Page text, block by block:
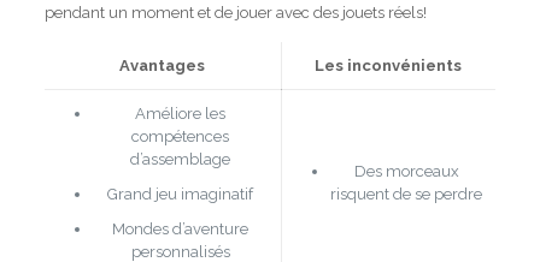
pendant un moment et de jouer avec des jouets réels!
Avantages Les inconvénients
Améliore les
compétences
d’assemblage
Grand jeu imaginatif
Mondes d’aventure
personnalisés
Des morceaux
risquent de se perdre